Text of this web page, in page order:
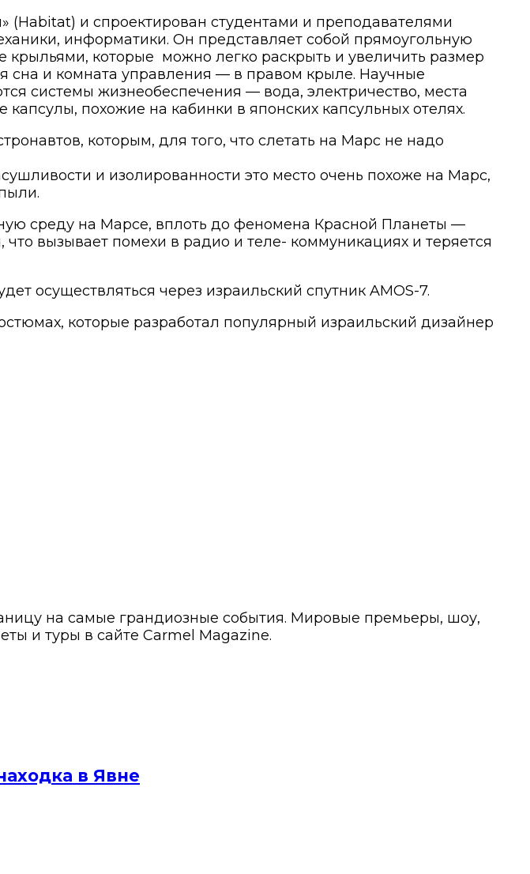
(Habitat) и спроектирован студентами и преподавателями
информатики. Он представляет собой прямоугольную
которые можно легко раскрыть и увеличить размер
сна и комната управления — в правом крыле. Научные
системы жизнеобеспечения — вода, электричество, места
похожие на кабинки в японских капсульных отелях.
которым, для того, что слетать на Марс не надо
и изолированности это место очень похоже на Марс,
среду на Марсе, вплоть до феномена Красной Планеты —
вызывает помехи в радио и теле- коммуникациях и теряется
осуществляться через израильский спутник AMOS-7.
которые разработал популярный израильский дизайнер
на самые грандиозные события. Мировые премьеры, шоу,
и туры в сайте Carmel Magazine.
в Явне